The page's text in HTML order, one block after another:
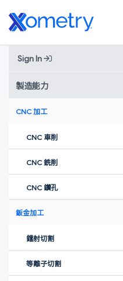
Sign In
製造能力
CNC 加工
CNC 車削
CNC 銑削
CNC 鑽孔
鈑金加工
鐳射切割
等離子切割
Home»客戶案例
Facedip：借
業，打造清爽
BAMA 與擇冪科技合作超過四
零件及多樣工藝，確保質量與